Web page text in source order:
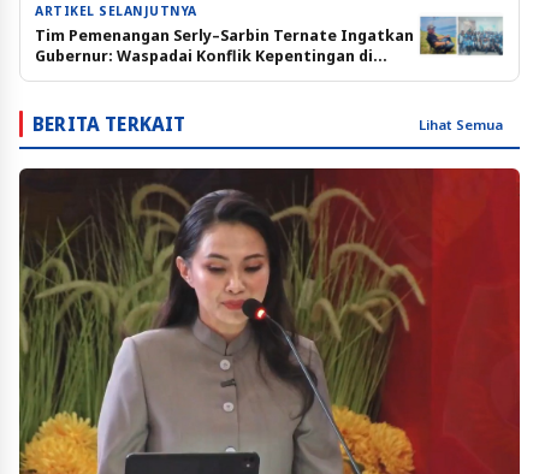
ARTIKEL SELANJUTNYA
Tim Pemenangan Serly–Sarbin Ternate Ingatkan
Gubernur: Waspadai Konflik Kepentingan di
Birokrasi Malut
BERITA TERKAIT Lihat Semua